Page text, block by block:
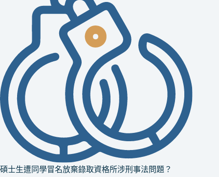
碩士生遭同學冒名放棄錄取資格所涉刑事法問題？